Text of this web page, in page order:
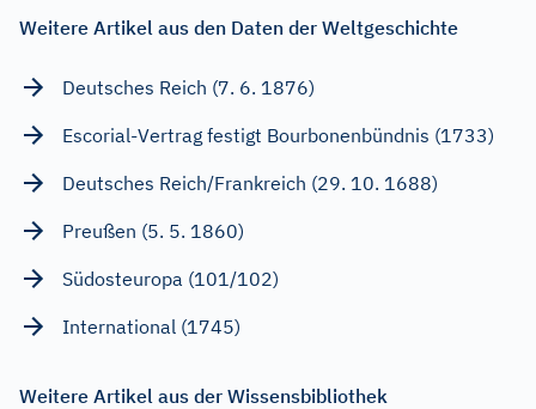
Weitere Artikel aus den Daten der Weltgeschichte
Deutsches Reich (7. 6. 1876)
Escorial-Vertrag festigt Bourbonenbündnis (1733)
Deutsches Reich/Frankreich (29. 10. 1688)
Preußen (5. 5. 1860)
Südosteuropa (101/102)
International (1745)
Weitere Artikel aus der Wissensbibliothek